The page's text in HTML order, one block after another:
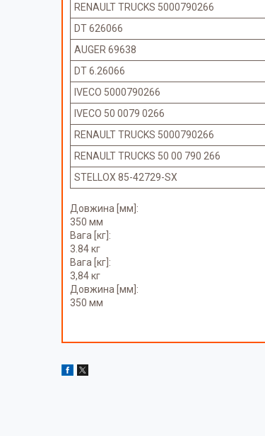
RENAULT TRUCKS 5000790266
DT 626066
AUGER 69638
DT 6.26066
IVECO 5000790266
IVECO 50 0079 0266
RENAULT TRUCKS 5000790266
RENAULT TRUCKS 50 00 790 266
STELLOX 85-42729-SX
Довжина [мм]:
350 мм
Вага [кг]:
3.84 кг
Вага [кг]:
3,84 кг
Довжина [мм]:
350 мм